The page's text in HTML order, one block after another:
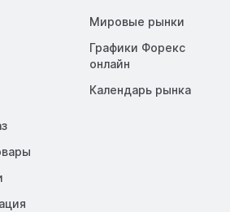
Мировые рынки
Графики Форекс
онлайн
Календарь рынка